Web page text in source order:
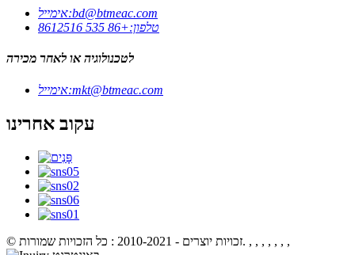
אימייל:bd@btmeac.com
טלפון:+86 535 8612516
לטכנולוגיה או לאחר מכירה
אימייל:mkt@btmeac.com
עקוב אחרינו
© זכויות יוצרים - 2010-2021 : כל הזכויות שמורות. , , , , , , ,